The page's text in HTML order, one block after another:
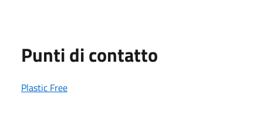
Punti di contatto
Plastic Free